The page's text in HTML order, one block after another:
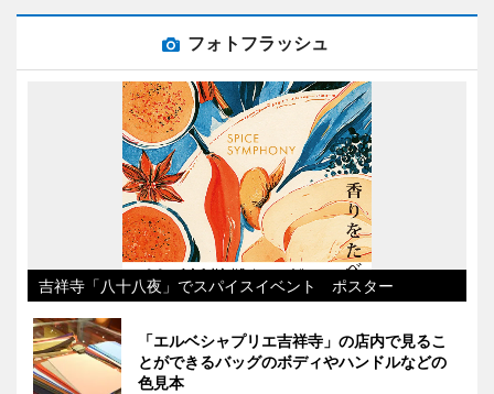
フォトフラッシュ
吉祥寺「八十八夜」でスパイスイベント ポスター
「エルベシャプリエ吉祥寺」の店内で見るこ
とができるバッグのボディやハンドルなどの
色見本